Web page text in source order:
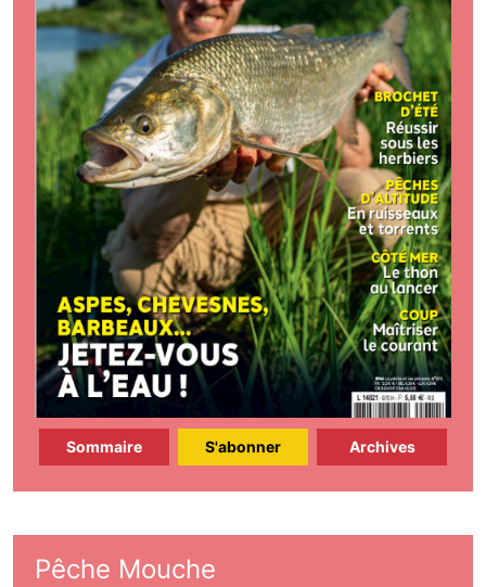
Sommaire S'abonner Archives
Pêche Mouche